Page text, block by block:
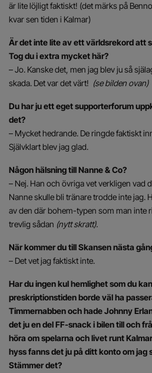
är lite löjligt faktiskt! (det märks på
kvar sen tiden i Kalmar)
Är det inte lite av ett världsrekord att
Tog du i extra mycket här?
– Jo. Kanske det, men jag blev ju så
skada. Det var det värt! (se bilden ovan)
Du har ju ett eget supporterforum
det?
– Mycket hedrande. De ringde faktiskt
Självklart blev jag glad.
Någon hälsning till Nanne & Co?
– Nej. Han och övriga vet verkligen vad
Nanne skulle bli tränare trodde inte jag.
av den där bohem-typen som man inte
trevlig sådan (nytt skratt).
När kommer du till Skansen nästa
– Det vet jag faktiskt inte.
Har du ingen kul hemlighet som du
preskriptionstiden borde väl ha
Timmernabben och hade Johnny
det ju en del FF-snack i bilen till och
höra om spelarna och livet runt
hyss fanns det ju på ditt konto om jag
Stämmer det?